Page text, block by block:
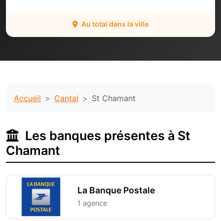
Au total dans la ville
Accueil Cantal St Chamant
Les banques présentes à St
Chamant
La Banque Postale
1 agence